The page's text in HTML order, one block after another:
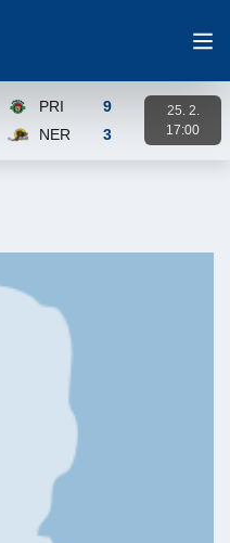
PRI
9
NER
3
25. 2.
17:00